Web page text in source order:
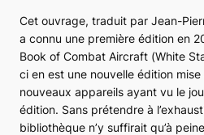
Cet ouvrage, traduit par Jean-
a connu une première édition en
Book of Combat Aircraft (White
ci en est une nouvelle édition
nouveaux appareils ayant vu le
édition. Sans prétendre à
bibliothèque n’y suffirait qu’à